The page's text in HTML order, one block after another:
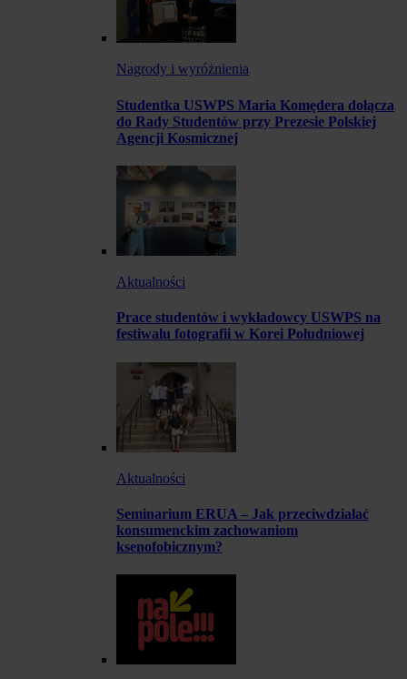
Nagrody i wyróżnienia
Studentka USWPS Maria Komędera dołącza
do Rady Studentów przy Prezesie Polskiej
Agencji Kosmicznej
Aktualności
Prace studentów i wykładowcy USWPS na
festiwalu fotografii w Korei Południowej
Aktualności
Seminarium ERUA – Jak przeciwdziałać
konsumenckim zachowaniom
ksenofobicznym?